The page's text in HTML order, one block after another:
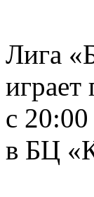
Лига
играет
с
в БЦ